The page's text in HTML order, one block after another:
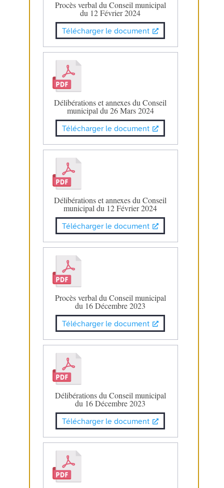
Procès verbal du Conseil municipal
du 12 Février 2024
Télécharger le document
Délibérations et annexes du Conseil
municipal du 26 Mars 2024
Télécharger le document
Délibérations et annexes du Conseil
municipal du 12 Février 2024
Télécharger le document
Procès verbal du Conseil municipal
du 16 Décembre 2023
Télécharger le document
Délibérations du Conseil municipal
du 16 Décembre 2023
Télécharger le document